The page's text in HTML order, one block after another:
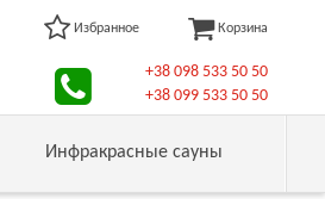
Избранное Корзина
+38 098 533 50 50
+38 099 533 50 50
Инфракрасные сауны